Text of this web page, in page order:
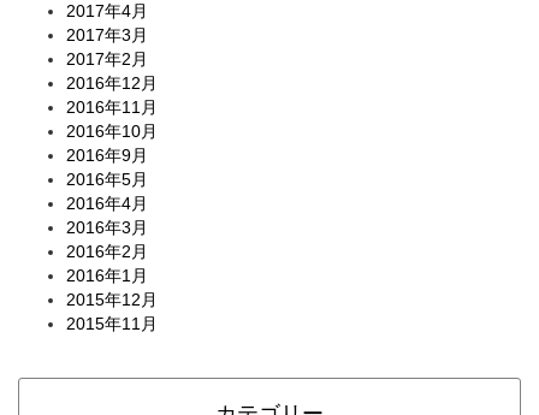
2017年4月
2017年3月
2017年2月
2016年12月
2016年11月
2016年10月
2016年9月
2016年5月
2016年4月
2016年3月
2016年2月
2016年1月
2015年12月
2015年11月